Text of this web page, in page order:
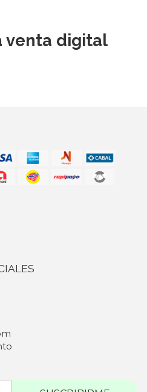
venta digital